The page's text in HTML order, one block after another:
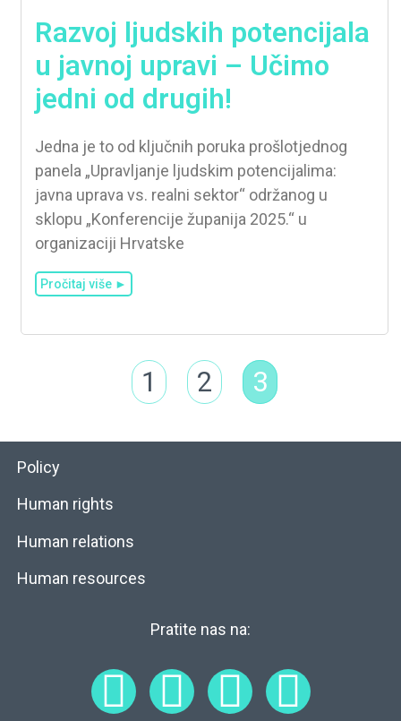
Razvoj ljudskih potencijala
u javnoj upravi – Učimo
jedni od drugih!
Jedna je to od ključnih poruka prošlotjednog
panela „Upravljanje ljudskim potencijalima:
javna uprava vs. realni sektor“ održanog u
sklopu „Konferencije županija 2025.“ u
organizaciji Hrvatske
Pročitaj više ►
1 2 3
Policy
Human rights
Human relations
Human resources
Pratite nas na: